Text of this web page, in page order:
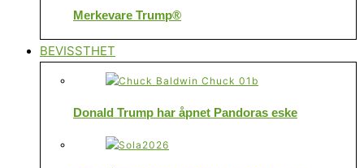
Merkevare Trump®
BEVISSTHET
Donald Trump har åpnet Pandoras eske